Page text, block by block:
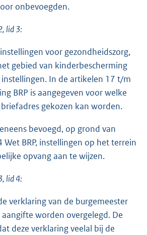
onbevoegden.
lid 3:
voor gezondheidszorg,
gebied van kinderbescherming
In de artikelen 17 t/m
BRP is aangegeven voor welke
gekozen kan worden.
bevoegd, op grond van
BRP, instellingen op het terrein
opvang aan te wijzen.
lid 4:
verklaring van de burgemeester
worden overgelegd. De
deze verklaring veelal bij de